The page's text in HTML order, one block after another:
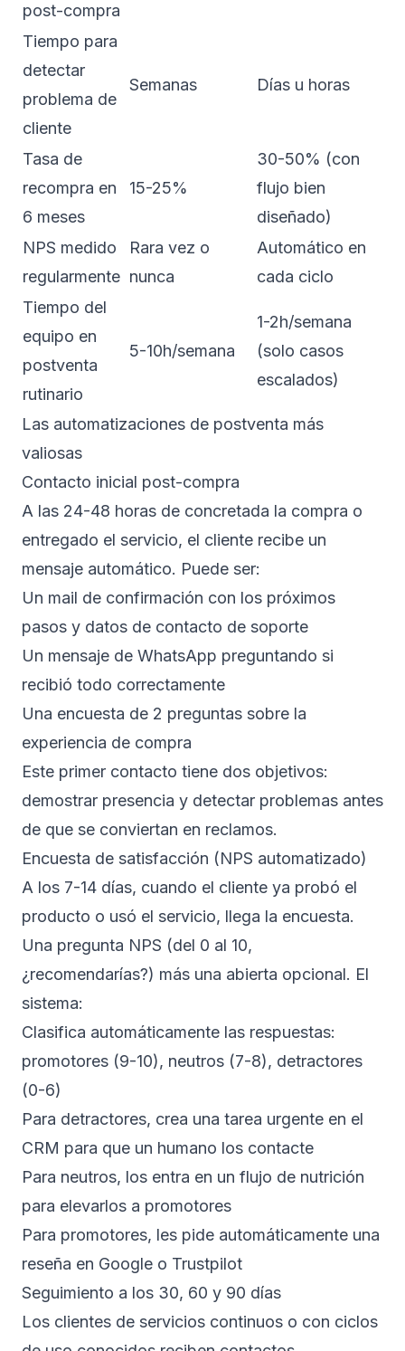
post-compra
Tiempo para
detectar
problema de
cliente
Semanas Días u horas
Tasa de
recompra en
6 meses
15-25%
30-50% (con
flujo bien
diseñado)
NPS medido
regularmente
Rara vez o
nunca
Automático en
cada ciclo
Tiempo del
equipo en
postventa
rutinario
5-10h/semana
1-2h/semana
(solo casos
escalados)
Las automatizaciones de postventa más
valiosas
Contacto inicial post-compra
A las 24-48 horas de concretada la compra o
entregado el servicio, el cliente recibe un
mensaje automático. Puede ser:
Un mail de confirmación con los próximos
pasos y datos de contacto de soporte
Un mensaje de WhatsApp preguntando si
recibió todo correctamente
Una encuesta de 2 preguntas sobre la
experiencia de compra
Este primer contacto tiene dos objetivos:
demostrar presencia y detectar problemas antes
de que se conviertan en reclamos.
Encuesta de satisfacción (NPS automatizado)
A los 7-14 días, cuando el cliente ya probó el
producto o usó el servicio, llega la encuesta.
Una pregunta NPS (del 0 al 10,
¿recomendarías?) más una abierta opcional. El
sistema:
Clasifica automáticamente las respuestas:
promotores (9-10), neutros (7-8), detractores
(0-6)
Para detractores, crea una tarea urgente en el
CRM para que un humano los contacte
Para neutros, los entra en un flujo de nutrición
para elevarlos a promotores
Para promotores, les pide automáticamente una
reseña en Google o Trustpilot
Seguimiento a los 30, 60 y 90 días
Los clientes de servicios continuos o con ciclos